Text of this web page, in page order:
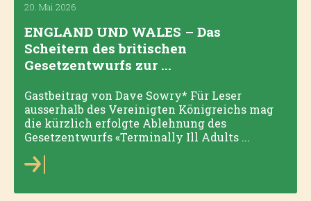
20. Mai 2026
ENGLAND UND WALES – Das
Scheitern des britischen
Gesetzentwurfs zur ...
Gastbeitrag von Dave Sowry* Für Leser
ausserhalb des Vereinigten Königreichs mag
die kürzlich erfolgte Ablehnung des
Gesetzentwurfs «Terminally Ill Adults ...